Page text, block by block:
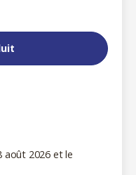
août 2026 et le